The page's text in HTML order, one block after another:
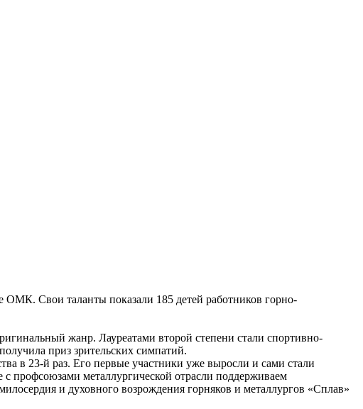
ОМК. Свои таланты показали 185 детей работников горно-
жанр. Лауреатами второй степени стали спортивно-
приз зрительских симпатий.
в 23-й раз. Его первые участники уже выросли и сами стали
с профсоюзами металлургической отрасли поддерживаем
и духовного возрождения горняков и металлургов «Сплав»